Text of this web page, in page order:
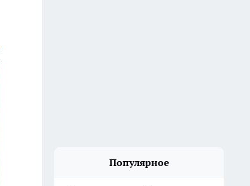
Популярное